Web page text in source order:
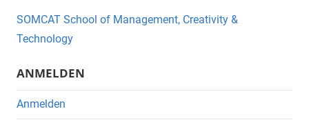
o
o
k
SOMCAT School of Management, Creativity &
Technology
ANMELDEN
Anmelden